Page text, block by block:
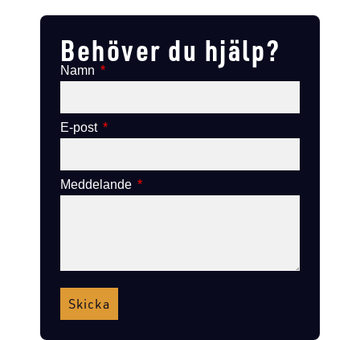
Behöver du hjälp?
Namn
E-post
Meddelande
Skicka